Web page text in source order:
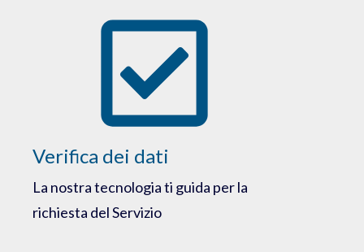
Verifica dei dati
La nostra tecnologia ti guida per la
richiesta del Servizio